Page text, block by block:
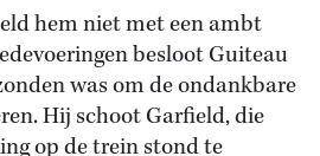
hem niet met een ambt
besloot Guiteau
was om de ondankbare
Hij schoot Garfield, die
op de trein stond te